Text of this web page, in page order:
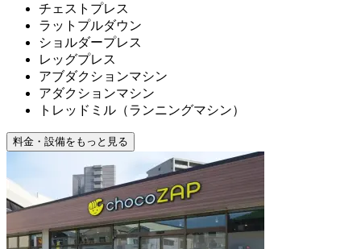
チェストプレス
ラットプルダウン
ショルダープレス
レッグプレス
アブダクションマシン
アダクションマシン
トレッドミル（ランニングマシン）
料金・設備をもっと見る